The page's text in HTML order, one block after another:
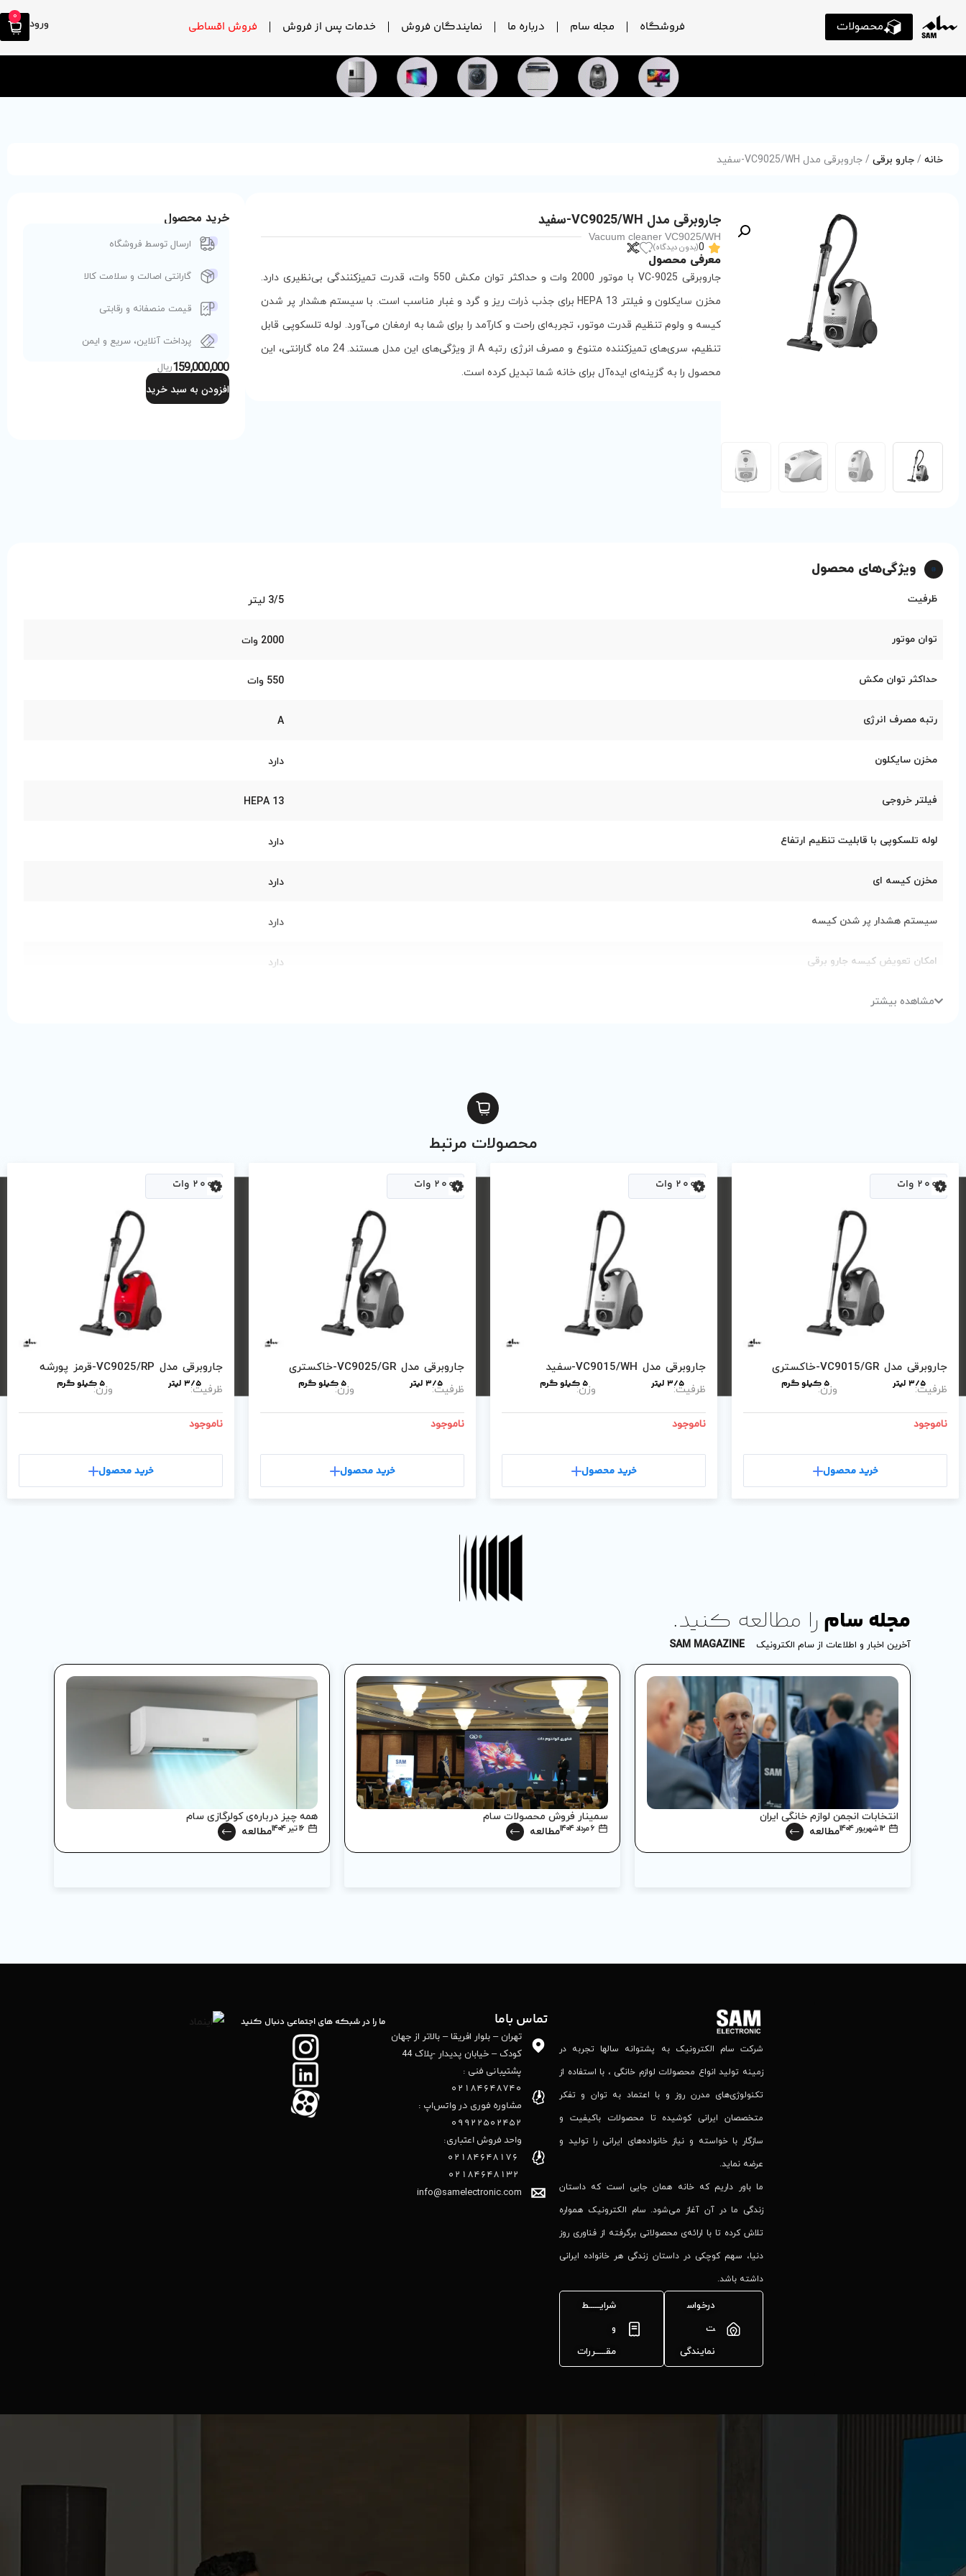
محصولات فروشگاه مجله سام درباره ما نمایندگان فروش خدمات پس از فروش فروش اقساطی ورود
0
خانه /جارو برقی / جاروبرقی مدل VC9025/WH-سفید
جاروبرقی مدل VC9025/WH-سفید
Vacuum cleaner VC9025/WH
0(بدون دیدگاه)
معرفی محصول
جاروبرقی VC-9025 با موتور 2000 وات و حداکثر توان مکش 550 وات، قدرت تمیزکنندگی بی‌نظیری دارد.
مخزن سایکلون و فیلتر HEPA 13 برای جذب ذرات ریز و گرد و غبار مناسب است. با سیستم هشدار پر شدن
کیسه و ولوم تنظیم قدرت موتور، تجربه‌ای راحت و کارآمد را برای شما به ارمغان می‌آورد. لوله تلسکوپی قابل
تنظیم، سری‌های تمیزکننده متنوع و مصرف انرژی رتبه A از ویژگی‌های این مدل هستند. 24 ماه گارانتی، این
محصول را به گزینه‌ای ایده‌آل برای خانه شما تبدیل کرده است.
خرید محصول
ارسال توسط فروشگاه
گارانتی اصالت و سلامت کالا
قیمت منصفانه و رقابتی
پرداخت آنلاین، سریع و ایمن
159,000,000ریال
افزودن به سبد خرید
ویژگی‌های محصول
ظرفیت 3/5 لیتر
توان موتور 2000 وات
حداکثر توان مکش 550 وات
رتبه مصرف انرژی A
مخزن سایکلون دارد
فیلتر خروجی HEPA 13
لوله تلسکوپی با قابلیت تنظیم ارتفاع دارد
مخزن کیسه ای دارد
سیستم هشدار پر شدن کیسه دارد
امکان تعویض کیسه جارو برقی دارد
ولوم تنظیم قدرت موتور
مشاهده بیشتر
محصولات مرتبط
2000 وات
جاروبرقی مدل VC9015/GR-خاکستری
ظرفیت:3/5 لیتر وزن:
5 کیلو گرم
ناموجود
خرید محصول
2000 وات
جاروبرقی مدل VC9015/WH-سفید
ظرفیت:3/5 لیتر وزن:
5 کیلو گرم
ناموجود
خرید محصول
2000 وات
جاروبرقی مدل VC9025/GR-خاکستری
ظرفیت:3/5 لیتر وزن:
5 کیلو گرم
ناموجود
خرید محصول
2000 وات
جاروبرقی مدل VC9025/RP-قرمز پورشه
ظرفیت:3/5 لیتر وزن:
5 کیلو گرم
ناموجود
خرید محصول
مجله سامرا مطالعه کنید.
آخرین اخبار و اطلاعات از سام الکترونیک SAM MAGAZINE
انتخابات انجمن لوازم خانگی ایران
۱۲ شهریور ۱۴۰۴ مطالعه
سمینار فروش محصولات سام
۶ مرداد ۱۴۰۴ مطالعه
همه چیز درباره‌ی کولرگازی سام
۱۶ تیر ۱۴۰۴ مطالعه
شرکت سام الکترونیک به پشتوانه‌ سالها تجربه در
زمینه تولید انواع محصولات لوازم خانگی ، با استفاده از
تکنولوژی‌های مدرن روز و با اعتماد به توان و تفکر
متخصصان ایرانی کوشیده تا محصولات باکیفیت و
سازگار با خواسته و نیاز خانواده‌های ایرانی را تولید و
عرضه نماید.
ما باور داریم که خانه همان جایی است که داستان
زندگی ما در آن آغاز می‌شود. سام الکترونیک همواره
تلاش کرده تا با ارائه‌ی محصولاتی برگرفته از فناوری روز
دنیا، سهم کوچکی در داستان زندگی هر خانواده ایرانی
داشته باشد.
درخواس
ت
نمایندگی
شرایـــــط
و
مقـــــررات
تماس باما
تهران – بلوار افریقا – بالاتر از جهان
کودک – خیابان پدیدار -پلاک 44
پشتیبانی فنی :
02184648740
مشاوره فوری در واتس‌اپ :
09922502452
واحد فروش اعتباری:
info@samelectronic.com
ما را در شبکه های اجتماعی دنبال کنید